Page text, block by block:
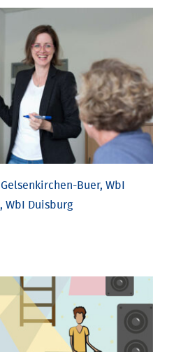
Buer, WbI
WbI Duisburg